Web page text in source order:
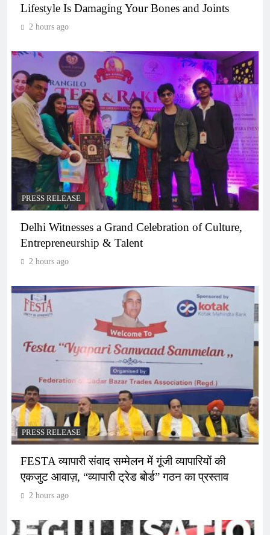
Lifestyle Is Damaging Your Bones and Joints
2 hours ago
PRESS RELEASE
Delhi Witnesses a Grand Celebration of Culture,
Entrepreneurship & Talent
2 hours ago
PRESS RELEASE
FESTA व्यापारी संवाद सम्मेलन में गूंजी व्यापारियों की
एकजुट आवाज़, “व्यापारी ट्रेड बोर्ड” गठन का प्रस्ताव
2 hours ago